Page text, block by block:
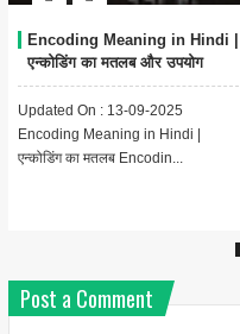
Encoding Meaning in Hindi |
एन्कोडिंग का मतलब और उपयोग
Updated On : 13-09-2025
Encoding Meaning in Hindi |
एन्कोडिंग का मतलब Encodin...
Post a Comment